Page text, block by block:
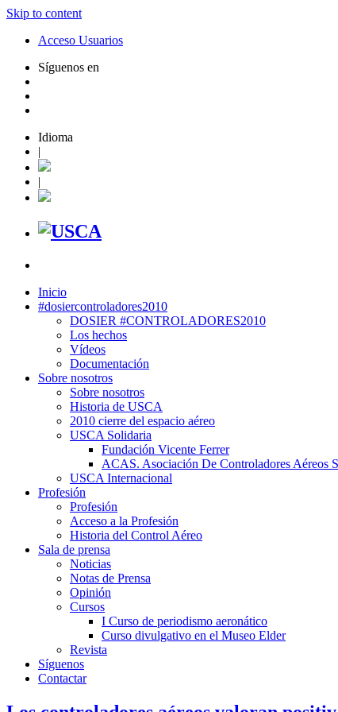
Skip to content
Acceso Usuarios
Síguenos en
Idioma
|
|
Inicio
#dosiercontroladores2010
DOSIER #CONTROLADORES2010
Los hechos
Vídeos
Documentación
Sobre nosotros
Sobre nosotros
Historia de USCA
2010 cierre del espacio aéreo
USCA Solidaria
Fundación Vicente Ferrer
ACAS. Asociación De Controladores Aéreos
USCA Internacional
Profesión
Profesión
Acceso a la Profesión
Historia del Control Aéreo
Sala de prensa
Noticias
Notas de Prensa
Opinión
Cursos
I Curso de periodismo aeronático
Curso divulgativo en el Museo Elder
Revista
Síguenos
Contactar